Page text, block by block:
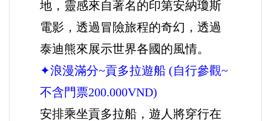
地，靈感來自著名的印第安納瓊斯
電影，透過冒險旅程的奇幻，透過
泰迪熊來展示世界各國的風情。
✦浪漫滿分~貢多拉遊船 (自行參觀~
不含門票200.000VND)
安排乘坐貢多拉船，遊人將穿行在